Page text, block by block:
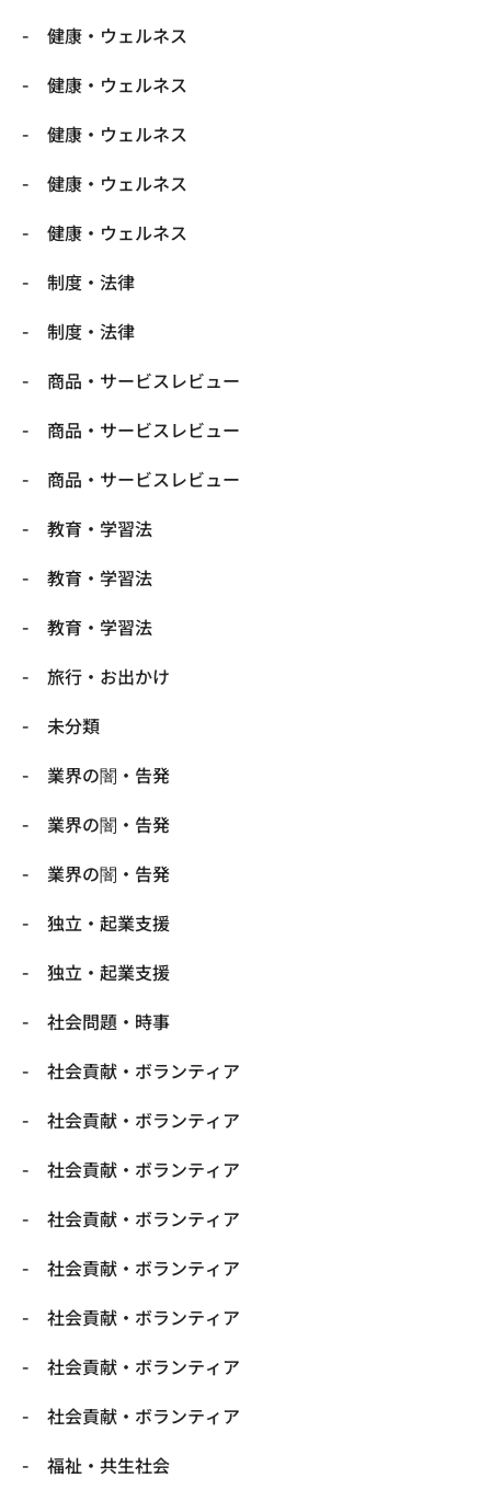
健康・ウェルネス
健康・ウェルネス
健康・ウェルネス
健康・ウェルネス
健康・ウェルネス
制度・法律
制度・法律
商品・サービスレビュー
商品・サービスレビュー
商品・サービスレビュー
教育・学習法
教育・学習法
教育・学習法
旅行・お出かけ
未分類
業界の闇・告発
業界の闇・告発
業界の闇・告発
独立・起業支援
独立・起業支援
社会問題・時事
社会貢献・ボランティア
社会貢献・ボランティア
社会貢献・ボランティア
社会貢献・ボランティア
社会貢献・ボランティア
社会貢献・ボランティア
社会貢献・ボランティア
社会貢献・ボランティア
福祉・共生社会